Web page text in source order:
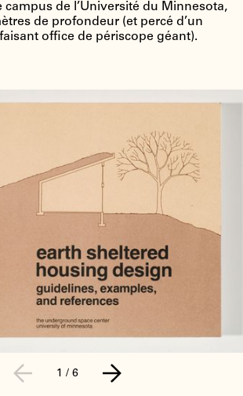
campus de l’Université du Minnesota,
de profondeur (et percé d’un
office de périscope géant).
1 / 6